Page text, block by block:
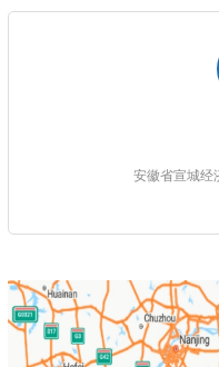
安徽省宣城经